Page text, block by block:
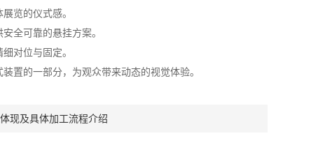
览的仪式感。
全可靠的悬挂方案。
对位与固定。
的一部分，为观众带来动态的视觉体验。
现及具体加工流程介绍